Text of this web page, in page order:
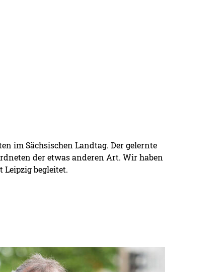
im Sächsischen Landtag. Der gelernte
der etwas anderen Art. Wir haben
Leipzig begleitet.